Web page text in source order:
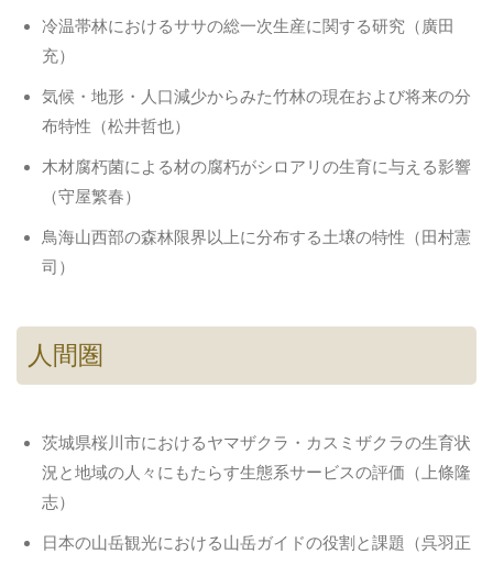
冷温帯林におけるササの総一次生産に関する研究（廣田
充）
気候・地形・人口減少からみた竹林の現在および将来の分
布特性（松井哲也）
木材腐朽菌による材の腐朽がシロアリの生育に与える影響
（守屋繁春）
鳥海山西部の森林限界以上に分布する土壌の特性（田村憲
司）
人間圏
茨城県桜川市におけるヤマザクラ・カスミザクラの生育状
況と地域の人々にもたらす生態系サービスの評価（上條隆
志）
日本の山岳観光における山岳ガイドの役割と課題（呉羽正